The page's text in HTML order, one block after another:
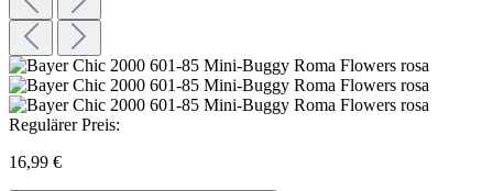
Regulärer Preis:
16,99 €